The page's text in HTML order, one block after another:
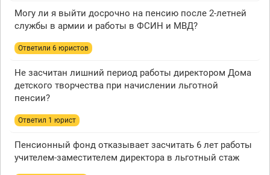
Могу ли я выйти досрочно на пенсию после 2-летней
службы в армии и работы в ФСИН и МВД?
Ответили 6 юристов
Не засчитан лишний период работы директором Дома
детского творчества при начислении льготной
пенсии?
Ответил 1 юрист
Пенсионный фонд отказывает засчитать 6 лет работы
учителем-заместителем директора в льготный стаж